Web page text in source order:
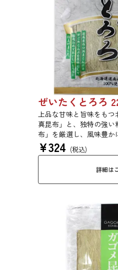
上品な甘味と旨味をも
真昆布」と、独特の強い
布」を厳選し、風味豊か
ぜいたくな味を、思う存
¥324 (税込)
詳細は